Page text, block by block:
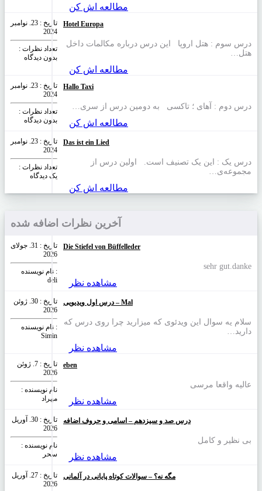
مطالعه اش کن
تاریخ : 23. نوامبر
2024
تعداد نظرات‌ :
بدون دیدگاه
Hotel Europa
درس سوم :‌ هتل اروپا این درس درباره مکالمات داخل
هتل…
مطالعه اش کن
تاریخ : 23. نوامبر
2024
تعداد نظرات‌ :
بدون دیدگاه
Hallo Taxi
درس دوم : آهای ؛ تاکسی به دومین درس از سری…
مطالعه اش کن
تاریخ : 23. نوامبر
2024
تعداد نظرات‌ :
یک دیدگاه
Das ist ein Lied
درس یک : این یک تصنیف است. اولین درس از
مجموعه‌ی…
مطالعه اش کن
آخرین نظرات اضافه شده
تاریخ : 31. جولای
2026
نام نویسنده :
deli
Die Stiefel von Büffelleder
sehr gut.danke
مشاهده نظر
تاریخ : 30. ژوئن
2026
نام نویسنده :
Simin
درس اول ویدیویی – Mal
سلام یه سوال این ویدئوی که میزارید چرا روی درس که
دارید…
مشاهده نظر
تاریخ : 7. ژوئن
2026
نام نویسنده :
مهراد
eben
عالیه واقعا مرسی
مشاهده نظر
تاریخ : 30. آوریل
2026
نام نویسنده :
سحر
درس صد و سیزدهم – اسامی و حروف اضافه
بی نظیر و کامل
مشاهده نظر
تاریخ : 27. آوریل
2026
مگه نه؟ – سوالات کوتاه پایانی در آلمانی